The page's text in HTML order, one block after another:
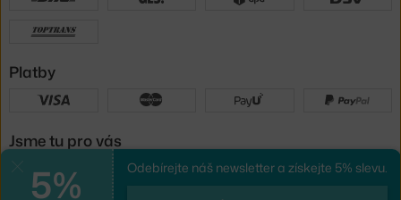
5% Odebírejte náš newsletter a získejte 5% slevu.
Platby
Jsme tu pro vás